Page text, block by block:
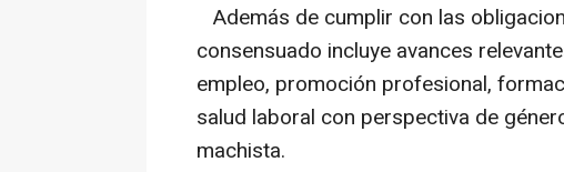
Además de cumplir con las
consensuado incluye avances
empleo, promoción profesional,
salud laboral con perspectiva de
machista.